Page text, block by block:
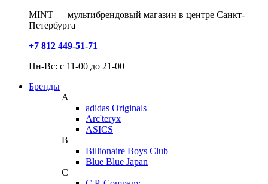
MINT — мультибрендовый магазин в центре Санкт-
Петербурга
+7 812 449-51-71
Пн-Вс: с 11-00 до 21-00
Бренды
A
adidas Originals
Arc'teryx
ASICS
B
Billionaire Boys Club
Blue Blue Japan
C